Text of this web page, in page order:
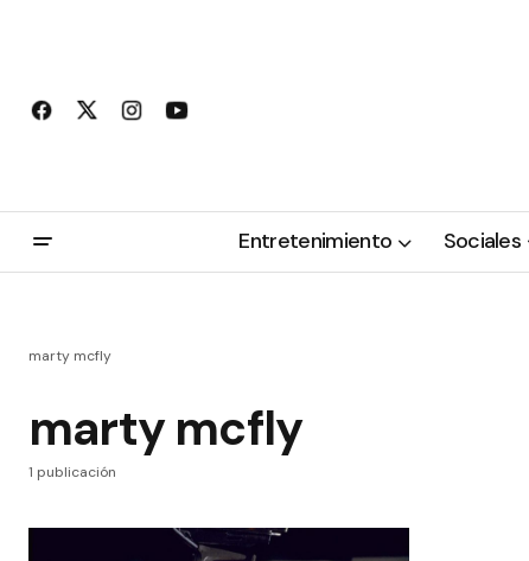
Entretenimiento Sociales
marty mcfly
marty mcfly
1 publicación